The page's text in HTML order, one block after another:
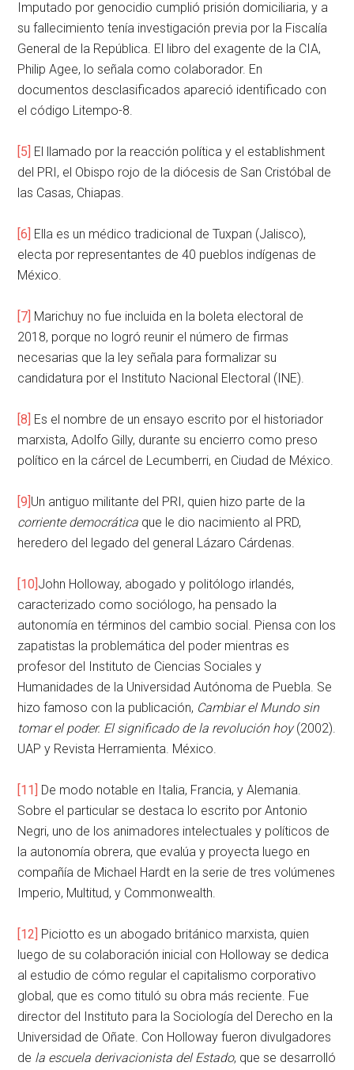
Imputado por genocidio cumplió prisión domiciliaria, y a
su fallecimiento tenía investigación previa por la Fiscalía
General de la República. El libro del exagente de la CIA,
Philip Agee, lo señala como colaborador. En
documentos desclasificados apareció identificado con
el código Litempo-8.
[5] El llamado por la reacción política y el establishment
del PRI, el Obispo rojo de la diócesis de San Cristóbal de
las Casas, Chiapas.
[6] Ella es un médico tradicional de Tuxpan (Jalisco),
electa por representantes de 40 pueblos indígenas de
México.
[7] Marichuy no fue incluida en la boleta electoral de
2018, porque no logró reunir el número de firmas
necesarias que la ley señala para formalizar su
candidatura por el Instituto Nacional Electoral (INE).
[8] Es el nombre de un ensayo escrito por el historiador
marxista, Adolfo Gilly, durante su encierro como preso
político en la cárcel de Lecumberri, en Ciudad de México.
[9]Un antiguo militante del PRI, quien hizo parte de la
corriente democrática que le dio nacimiento al PRD,
heredero del legado del general Lázaro Cárdenas.
[10]John Holloway, abogado y politólogo irlandés,
caracterizado como sociólogo, ha pensado la
autonomía en términos del cambio social. Piensa con los
zapatistas la problemática del poder mientras es
profesor del Instituto de Ciencias Sociales y
Humanidades de la Universidad Autónoma de Puebla. Se
hizo famoso con la publicación, Cambiar el Mundo sin
tomar el poder. El significado de la revolución hoy(2002).
UAP y Revista Herramienta. México.
[11] De modo notable en Italia, Francia, y Alemania.
Sobre el particular se destaca lo escrito por Antonio
Negri, uno de los animadores intelectuales y políticos de
la autonomía obrera, que evalúa y proyecta luego en
compañía de Michael Hardt en la serie de tres volúmenes
Imperio, Multitud, y Commonwealth.
[12] Piciotto es un abogado británico marxista, quien
luego de su colaboración inicial con Holloway se dedica
al estudio de cómo regular el capitalismo corporativo
global, que es como tituló su obra más reciente. Fue
director del Instituto para la Sociología del Derecho en la
Universidad de Oñate. Con Holloway fueron divulgadores
de la escuela derivacionista del Estado, que se desarrolló